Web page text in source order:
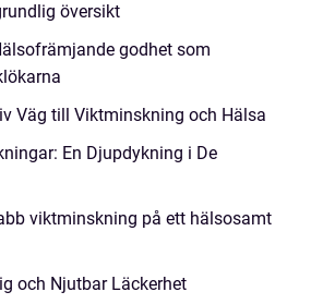
översikt
godhet som
Väg till Viktminskning och Hälsa
En Djupdykning i De
viktminskning på ett hälsosamt
och Njutbar Läckerhet